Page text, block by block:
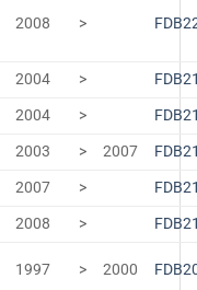
2008 >
2004 >
2004 >
2003 > 2007
2007 >
2008 >
1997 > 2000